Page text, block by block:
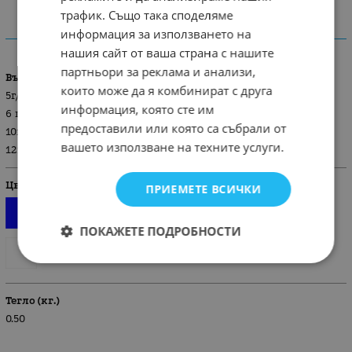
ХАРАКТЕРИСТИКИ
Възраст
5г/110 см
6 г/ 116 см
10г./140см.
12г./152 см.
Цвят
Тегло (кг.)
0.50
трафик. Също така споделяме
информация за използването на
нашия сайт от ваша страна с нашите
партньори за реклама и анализи,
които може да я комбинират с друга
информация, която сте им
предоставили или която са събрали от
вашето използване на техните услуги.
ПРИЕМЕТЕ ВСИЧКИ
ПОКАЖЕТЕ ПОДРОБНОСТИ